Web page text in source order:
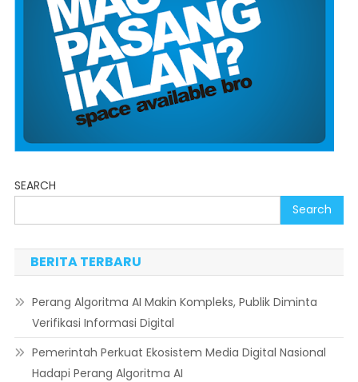
SEARCH
Search
BERITA TERBARU
Perang Algoritma AI Makin Kompleks, Publik Diminta
Verifikasi Informasi Digital
Pemerintah Perkuat Ekosistem Media Digital Nasional
Hadapi Perang Algoritma AI